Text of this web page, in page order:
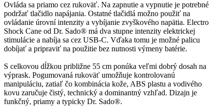
Ovláda sa priamo cez rukoväť. Na zapnutie a vypnutie je potrebné
podržať tlačidlo napájania. Ostatné tlačidlá možno použiť na
ovládanie úrovní intenzity a vybíjanie zvyškového napätia. Electro
Shock Cane od Dr. Sado® má dva stupne intenzity elektrickej
stimulácie a nabíja sa cez USB-C. Vďaka tomu je možné palicu
dobíjať a pripraviť na použitie bez nutnosti výmeny batérie.
S celkovou dĺžkou približne 55 cm ponúka veľmi dobrý dosah na
výprask. Pogumovaná rukoväť umožňuje kontrolovanú
manipuláciu, zatiaľ čo kombinácia kože, ABS plastu a vodivého
kovu zaručuje čistý, technický a dominantný vzhľad. Dizajn je
funkčný, priamy a typicky Dr. Sado®.